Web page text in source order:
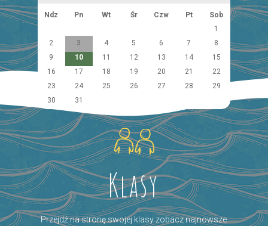
Ndz Pn Wt Śr Czw Pt
Sob
1
2
3 4 5 6 7
8
9
10 11 12 13 14
15
16
17 18 19 20 21
22
23
24 25 26 27 28
29
30
31
Klasy
Przejdź na stronę swojej klasy zobacz najnowsze